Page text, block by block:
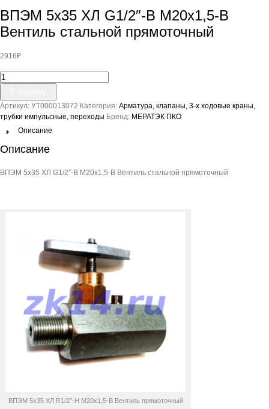
ВПЭМ 5х35 ХЛ G1/2″-В М20х1,5-B
Вентиль стальной прямоточный
2916₽
Количество
товара
ВПЭМ
5х35
ХЛ
G1/2"-
М20х1,5-
Вентиль
Артикул: УТ000013072 Категория: Арматура, клапаны, 3-х ходовые краны,
трубки импульсные, переходы Бренд: МЕРАТЭК ПКО
Описание
Описание
ВПЭМ 5х35 ХЛ G1/2″-В М20х1,5-B Вентиль стальной прямоточный
ВПЭМ 5х35 ХЛ R1/2″-Н М20х1,5-B Вентиль прямоточный